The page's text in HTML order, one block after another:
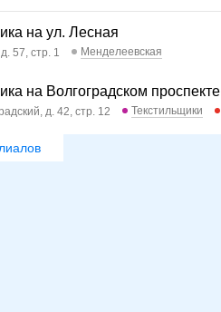
на ул. Лесная
57, стр. 1 Менделеевская
на Волгоградском проспекте
д. 42, стр. 12 Текстильщики